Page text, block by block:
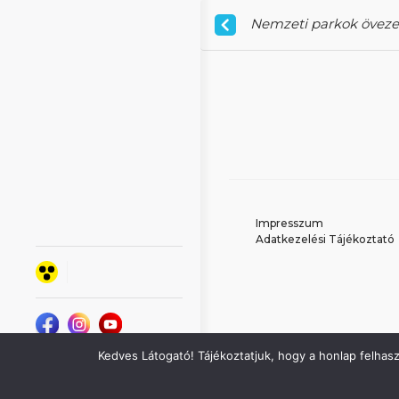
Nemzeti parkok
Impresszum
Adatkezelési Tájékoztató
Kedves Látogató! Tájékoztatjuk, hogy a honlap